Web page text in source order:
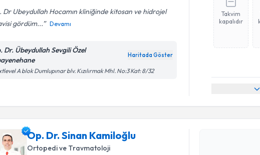
Dr Ubeydullah Hocamın kliniğinde kitosan ve hidrojel
gördüm...
Devamı
Dr. Übeydullah Sevgili Özel
Haritada Göster
A blok Dumlupınar blv. Kızılırmak Mhl. No:3 Kat: 8/32
Takvim
kapalıdır
Op. Dr. Sinan Kamiloğlu
Ortopedi ve Travmatoloji
Randevu Takvimi
Op. Dr. Sinan